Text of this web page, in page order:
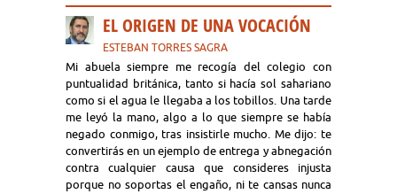
EL ORIGEN DE UNA VOCACIÓN
ESTEBAN TORRES SAGRA
Mi abuela siempre me recogía del colegio con
puntualidad británica, tanto si hacía sol sahariano
como si el agua le llegaba a los tobillos. Una tarde
me leyó la mano, algo a lo que siempre se había
negado conmigo, tras insistirle mucho. Me dijo: te
convertirás en un ejemplo de entrega y abnegación
contra cualquier causa que consideres injusta
porque no soportas el engaño, ni te cansas nunca